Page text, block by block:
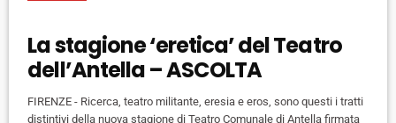
La stagione ‘eretica’ del Teatro
dell’Antella – ASCOLTA
FIRENZE - Ricerca, teatro militante, eresia e eros, sono questi i tratti
distintivi della nuova stagione di Teatro Comunale di Antella firmata